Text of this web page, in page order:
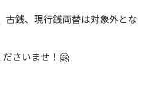
古銭、現行銭両替は対象外とな
さいませ！🤗